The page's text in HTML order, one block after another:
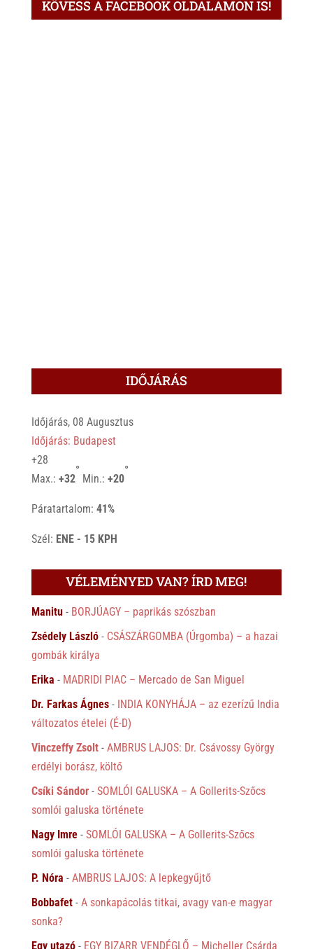
KÖVESS A FACEBOOK OLDALAMON IS!
IDŐJÁRÁS
Időjárás, 08 Augusztus
Időjárás: Budapest
+28
Max.: +32
°
Min.: +20
°
Páratartalom: 41%
Szél: ENE - 15 KPH
VÉLEMÉNYED VAN? ÍRD MEG!
Manitu- BORJÚAGY – paprikás szószban
Zsédely László- CSÁSZÁRGOMBA (Úrgomba) – a hazai
gombák királya
Erika - MADRIDI PIAC – Mercado de San Miguel
Dr. Farkas Ágnes- INDIA KONYHÁJA – az ezerízű India
változatos ételei (É-D)
Vinczeffy Zsolt- AMBRUS LAJOS: Dr. Csávossy György
erdélyi borász, költő
Csíki Sándor- SOMLÓI GALUSKA – A Gollerits-Szőcs
somlói galuska története
Nagy Imre- SOMLÓI GALUSKA – A Gollerits-Szőcs
somlói galuska története
P. Nóra - AMBRUS LAJOS: A lepkegyűjtő
Bobbafet- A sonkapácolás titkai, avagy van-e magyar
sonka?
Egy utazó- EGY BIZARR VENDÉGLŐ – Micheller Csárda